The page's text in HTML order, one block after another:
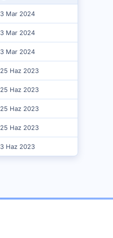
3 Mar 2024
3 Mar 2024
3 Mar 2024
25 Haz 2023
25 Haz 2023
25 Haz 2023
25 Haz 2023
3 Haz 2023